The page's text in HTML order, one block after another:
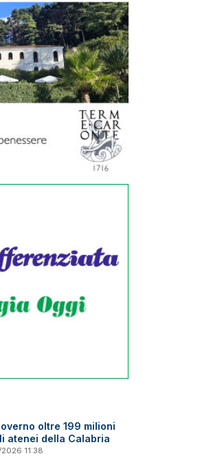
oltre 199 milioni
atenei della Calabria
11:38